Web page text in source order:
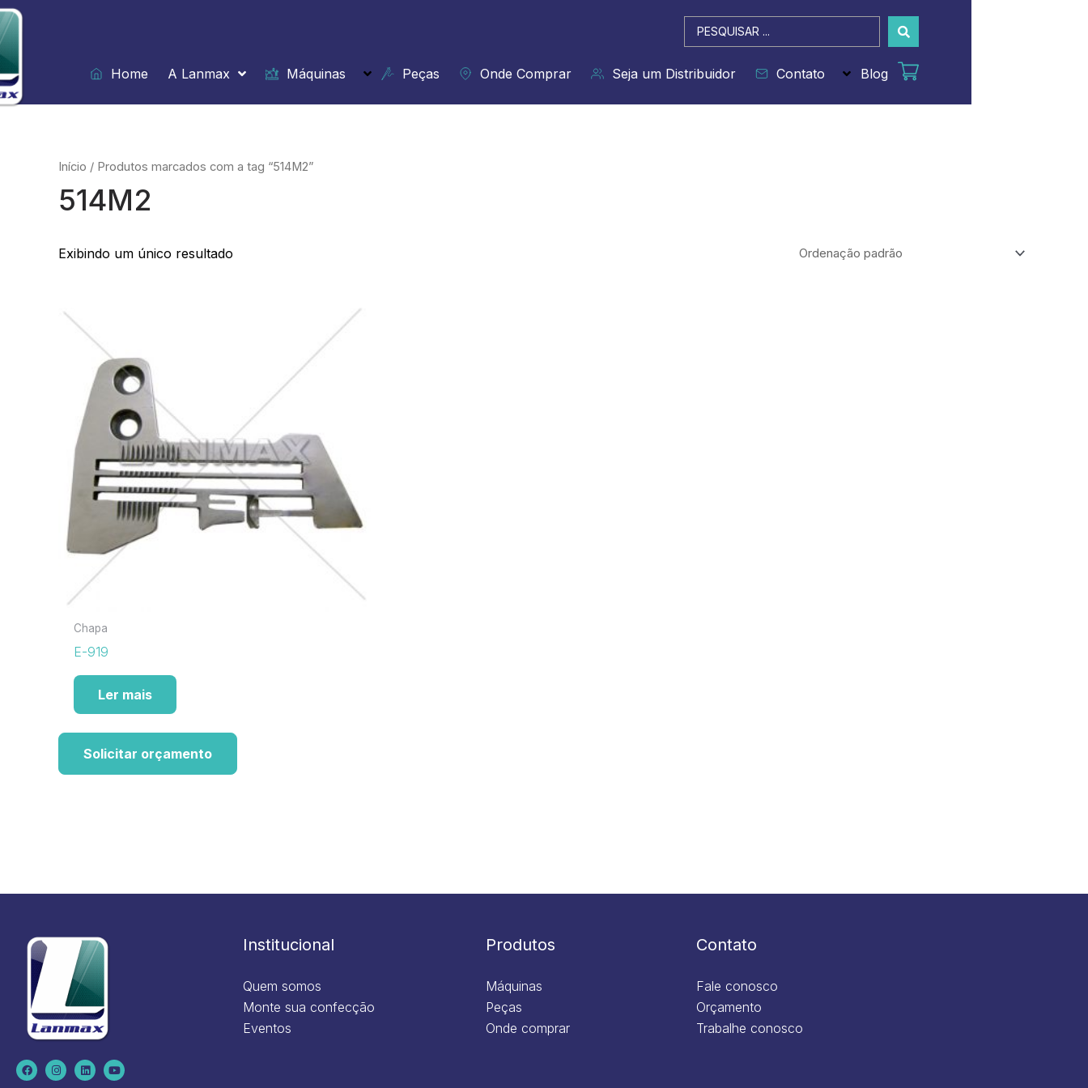
Ir
para
o
conteúdo
Pesquisar
...
Home
A Lanmax Máquinas Peças Onde Comprar Seja um Distribuidor Contato Blog
Início / Produtos marcados com a tag “514M2”
514M2
Exibindo um único resultado
Chapa
E-919
Ler mais
Solicitar orçamento
F
a
c
I
n
s
L
i
n
Y
o
u
Institucional
Quem somos
Monte sua confecção
Eventos
Produtos
Máquinas
Peças
Onde comprar
Contato
Fale conosco
Orçamento
Trabalhe conosco